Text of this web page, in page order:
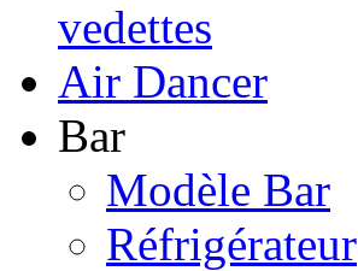
vedettes
Air Dancer
Bar
Modèle Bar
Réfrigérateur